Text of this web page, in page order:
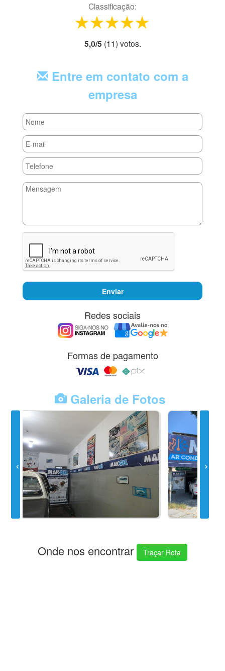
Classificação:
4 stars
3 stars
2 stars
1 star
5,0/5 (11) votos.
Entre em contato com a
empresa
Enviar
Redes sociais
Formas de pagamento
Galeria de Fotos
Onde nos encontrar Traçar Rota